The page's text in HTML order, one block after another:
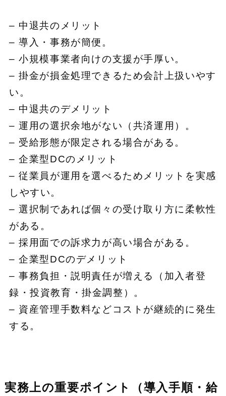
– 中退共のメリット
– 導入・事務が簡便。
– 小規模事業者向けの支援が手厚い。
– 掛金が損金処理できるため会計上扱いやす
い。
– 中退共のデメリット
– 運用の選択余地がない（共済運用）。
– 受給形態が限定される場合がある。
– 企業型DCのメリット
– 従業員が運用を選べるためメリットを実感
しやすい。
– 選択制であれば個々の受け取り方に柔軟性
がある。
– 採用面での訴求力が高い場合がある。
– 企業型DCのデメリット
– 事務負担・説明責任が増える（加入者登
録・投資教育・掛金調整）。
– 資産管理手数料などコストが継続的に発生
する。
実務上の重要ポイント（導入手順・給